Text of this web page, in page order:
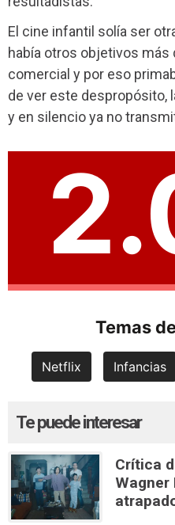
El cine infantil solía ser
había otros objetivos más
comercial y por eso
de ver este despropósito,
y en silencio ya no
Temas
Netflix Infancias
Te puede interesar
Crítica
Wagner